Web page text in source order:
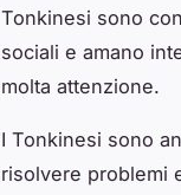
Tonkinesi sono
sociali e amano
molta attenzione.
I Tonkinesi sono
risolvere problemi